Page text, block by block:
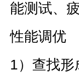
能测试、
性能调优
1）查找